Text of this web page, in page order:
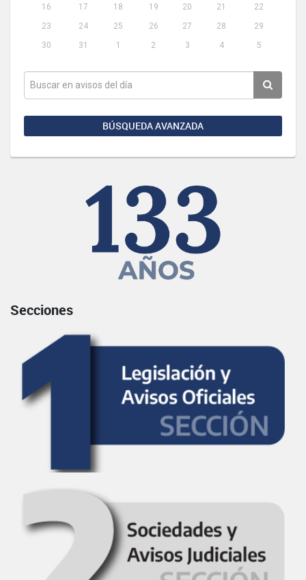
16
17 18 19 20 21
22
23
24 25 26 27 28
29
30
31 1 2 3 4 5
BÚSQUEDA AVANZADA
Secciones